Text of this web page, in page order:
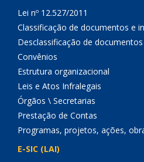
Lei nº 12.527/2011
Classificação de documentos e
Desclassificação de
Convênios
Estrutura organizacional
Leis e Atos Infralegais
Órgãos \ Secretarias
Prestação de Contas
Programas, projetos, ações,
E-SIC (LAI)